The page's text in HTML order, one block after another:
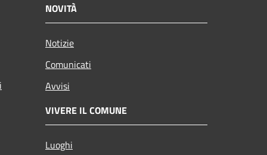
NOVITÀ
Notizie
Comunicati
Avvisi
VIVERE IL COMUNE
Luoghi